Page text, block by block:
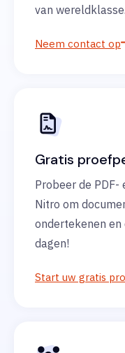
van wereldklasse.
Neem contact op
Gratis
Probeer de PDF-
Nitro om
ondertekenen en
dagen!
Start uw gratis